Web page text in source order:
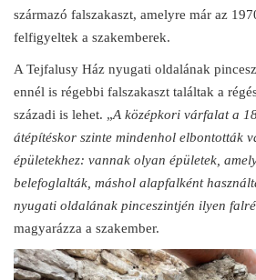
származó falszakaszt, amelyre már az
felfigyeltek a szakemberek.
A Tejfalusy Ház nyugati oldalának
ennél is régebbi falszakaszt találtak a
századi is lehet. „A középkori várfalat a
átépítéskor szinte mindenhol elbontották
épületekhez: vannak olyan épületek,
belefoglalták, máshol alapfalként
nyugati oldalának pinceszintjén ilyen
magyarázza a szakember.